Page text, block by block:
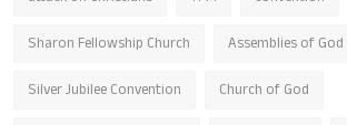
Sharon Fellowship Church Assemblies of God
Silver Jubilee Convention Church of God